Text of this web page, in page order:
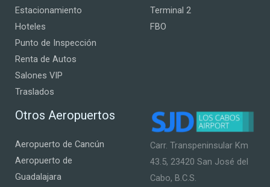
Estacionamiento
Hoteles
Punto de Inspección
Renta de Autos
Salones VIP
Traslados
Terminal 2
FBO
Otros Aeropuertos
Aeropuerto de Cancún
Aeropuerto de
Guadalajara
Carr. Transpeninsular Km
43.5, 23420 San José del
Cabo, B.C.S.